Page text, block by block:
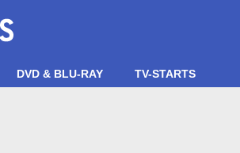
DVD & BLU-RAY TV-STARTS